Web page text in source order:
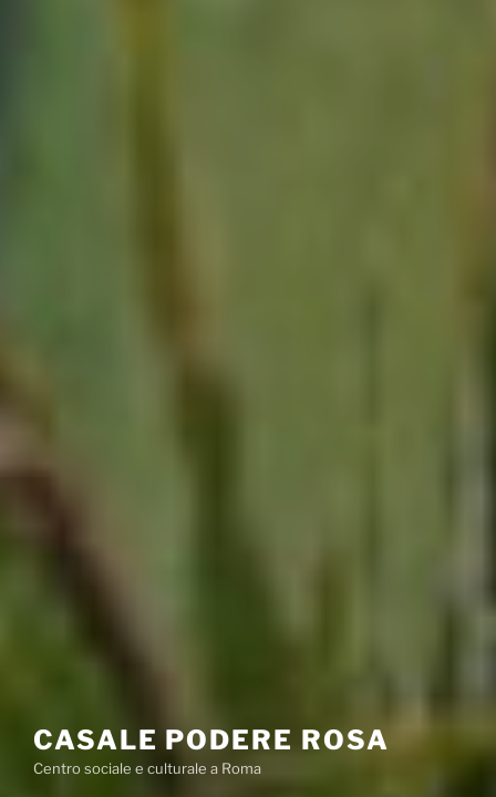
CASALE PODERE ROSA
Centro sociale e culturale a Roma